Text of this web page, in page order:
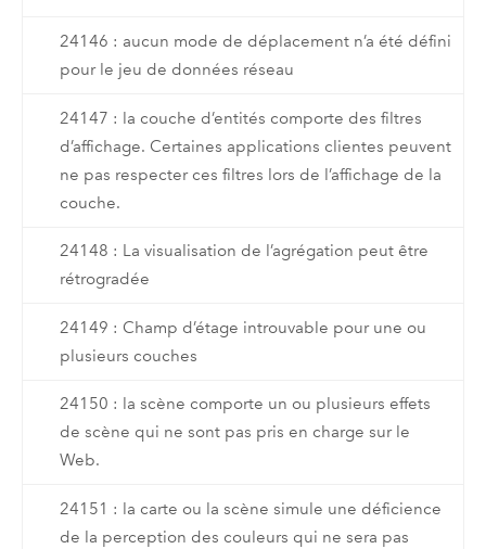
24146 : aucun mode de déplacement n’a été défini
pour le jeu de données réseau
24147 : la couche d’entités comporte des filtres
d’affichage. Certaines applications clientes peuvent
ne pas respecter ces filtres lors de l’affichage de la
couche.
24148 : La visualisation de l’agrégation peut être
rétrogradée
24149 : Champ d’étage introuvable pour une ou
plusieurs couches
24150 : la scène comporte un ou plusieurs effets
de scène qui ne sont pas pris en charge sur le
Web.
24151 : la carte ou la scène simule une déficience
de la perception des couleurs qui ne sera pas